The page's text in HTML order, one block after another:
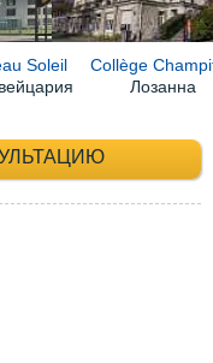
Soleil
Collège
Лозанна
660-35-